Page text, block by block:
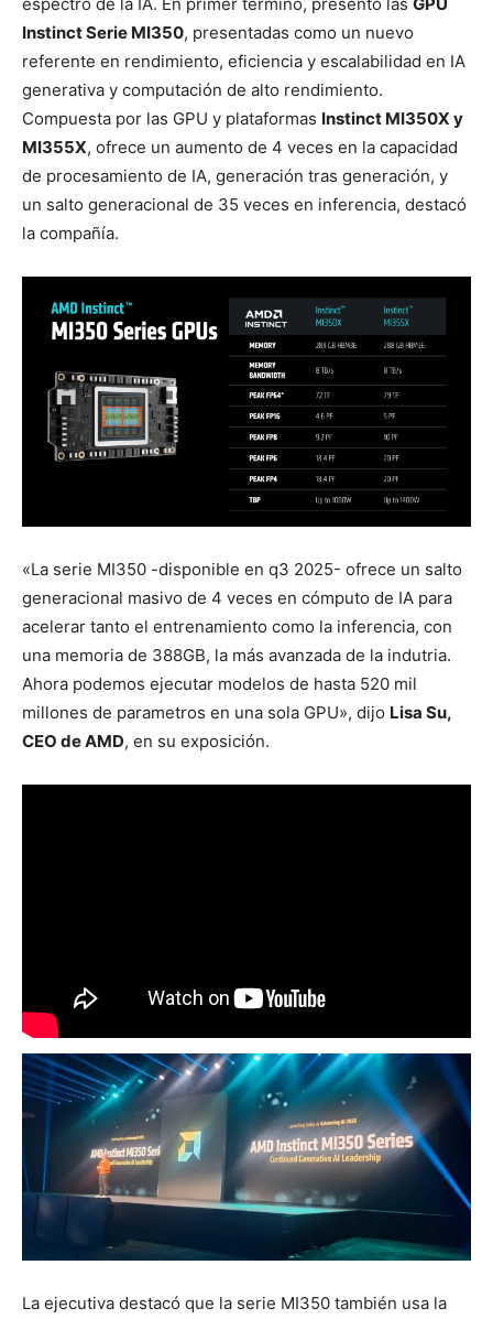
Instinct Serie MI350, presentadas como un nuevo
referente en rendimiento, eficiencia y escalabilidad en IA
generativa y computación de alto rendimiento.
Compuesta por las GPU y plataformas Instinct MI350X y
MI355X, ofrece un aumento de 4 veces en la capacidad
de procesamiento de IA, generación tras generación, y
un salto generacional de 35 veces en inferencia, destacó
la compañía.
«La serie MI350 -disponible en q3 2025- ofrece un salto
generacional masivo de 4 veces en cómputo de IA para
acelerar tanto el entrenamiento como la inferencia, con
una memoria de 388GB, la más avanzada de la indutria.
Ahora podemos ejecutar modelos de hasta 520 mil
millones de parametros en una sola GPU», dijo Lisa Su,
CEO de AMD, en su exposición.
La ejecutiva destacó que la serie MI350 también usa la